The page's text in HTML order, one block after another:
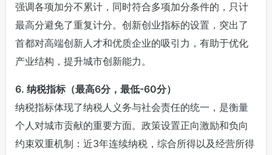
强调各项加分不累计，同时符合多项加分条件的，只计
最高分避免了重复计分。创新创业指标的设置，突出了
首都对高端创新人才和优质企业的吸引力，有助于优化
产业结构，提升城市创新能力。
6. 纳税指标（最高6分，最低-60分）
纳税指标体现了纳税人义务与社会责任的统一，是衡量
个人对城市贡献的重要方面。政策设置正向激励和负向
约束双重机制：近3年连续纳税，综合所得以及经营所得